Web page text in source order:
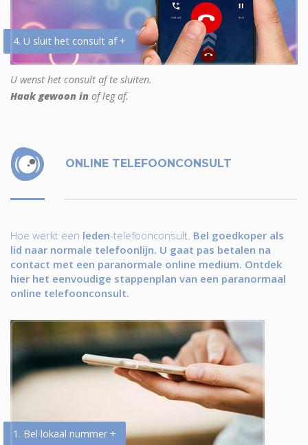
4. U sluit het consult af +
U wenst het consult af te sluiten.
Haak gewoon in of leg af.
ONLINE TELEFOONCONSULT
Hoe werkt een leden-telefoonconsult. Bel goedkoper als
lid naar normale telefoonlijn. U gaat pas betalen na
contact met een paranormale online medium. Ontdek
hier het eenvoudige stappenplan van een paranormaal
online telefoonconsult.
1. Bel lokaal nummer +